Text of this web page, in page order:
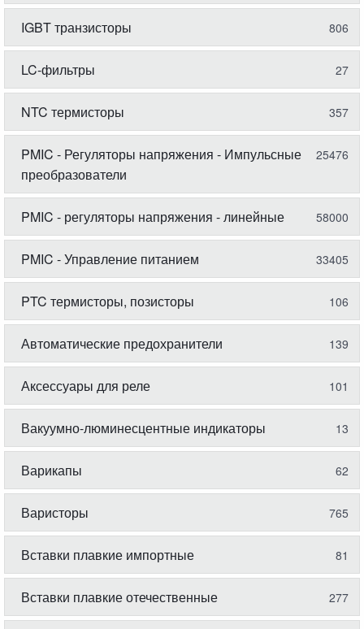
IGBT транзисторы 806
LC-фильтры 27
NTC термисторы 357
PMIC - Регуляторы напряжения - Импульсные
преобразователи
25476
PMIC - регуляторы напряжения - линейные 58000
PMIC - Управление питанием 33405
PTC термисторы, позисторы 106
Автоматические предохранители 139
Аксессуары для реле 101
Вакуумно-люминесцентные индикаторы 13
Варикапы 62
Варисторы 765
Вставки плавкие импортные 81
Вставки плавкие отечественные 277